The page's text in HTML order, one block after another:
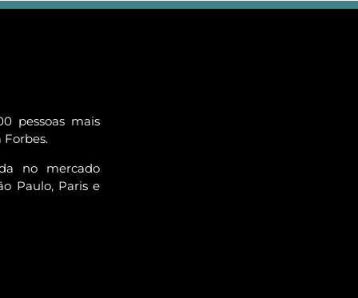
pessoas mais
Forbes.
no mercado
Paulo, Paris e